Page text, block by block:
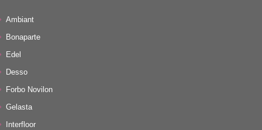
Ambiant
Bonaparte
Edel
Desso
Forbo Novilon
Gelasta
Interfloor